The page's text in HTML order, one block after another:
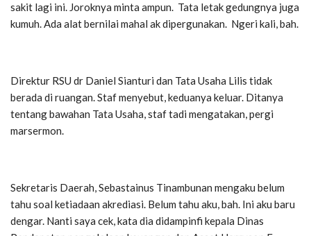
sakit lagi ini. Joroknya minta ampun. Tata letak gedungnya juga
kumuh. Ada alat bernilai mahal ak dipergunakan. Ngeri kali, bah.
Direktur RSU dr Daniel Sianturi dan Tata Usaha Lilis tidak
berada di ruangan. Staf menyebut, keduanya keluar. Ditanya
tentang bawahan Tata Usaha, staf tadi mengatakan, pergi
marsermon.
Sekretaris Daerah, Sebastainus Tinambunan mengaku belum
tahu soal ketiadaan akrediasi. Belum tahu aku, bah. Ini aku baru
dengar. Nanti saya cek, kata dia didampinfi kepala Dinas